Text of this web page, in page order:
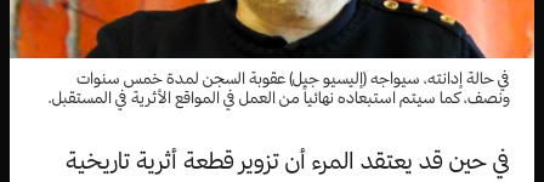
في حالة إدانته، سيواجه (إليسيو جيل) عقوبة السجن لمدة خمس سنوات
ونصف، كما سيتم استبعاده نهائياً من العمل في المواقع الأثرية في المستقبل.
في حين قد يعتقد المرء أن تزوير قطعة أثرية تاريخية